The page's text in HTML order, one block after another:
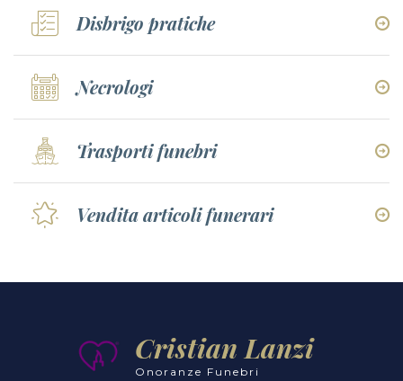
Disbrigo pratiche
Necrologi
Trasporti funebri
Vendita articoli funerari
Cristian Lanzi
Onoranze Funebri